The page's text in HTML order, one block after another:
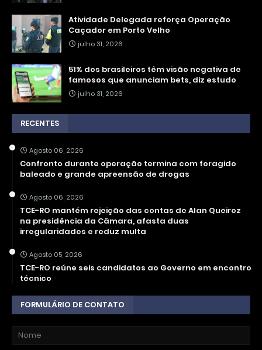
Atividade Delegada reforça Operação
Caçador em Porto Velho
julho 31, 2026
51% dos brasileiros têm visão negativa de
famosos que anunciam bets, diz estudo
julho 31, 2026
RECENTES
Agosto 06, 2026
Confronto durante operação termina com foragido
baleado e grande apreensão de drogas
Agosto 06, 2026
TCE-RO mantém rejeição das contas de Alan Queiroz
na presidência da Câmara, afasta duas
irregularidades e reduz multa
Agosto 05, 2026
TCE-RO reúne seis candidatos ao Governo em encontro
técnico
FORMULÁRIO DE CONTATO